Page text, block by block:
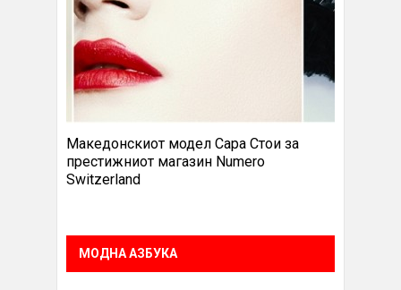
Македонскиот модел Сара Стои за
престижниот магазин Numero
Switzerland
МОДНА АЗБУКА